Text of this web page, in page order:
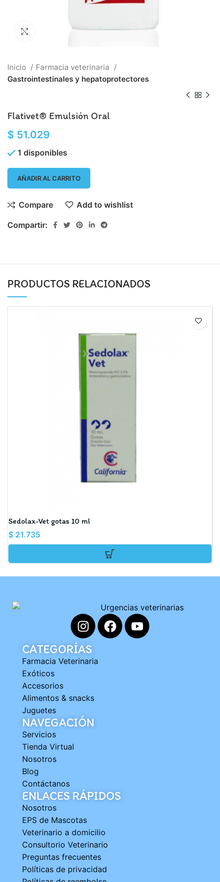
Click to enlarge
Inicio
Farmacia veterinaria
Gastrointestinales y hepatoprotectores
Flativet® Emulsión Oral
$ 51.029
1 disponibles
AÑADIR AL CARRITO
Compare Add to wishlist
Compartir:
PRODUCTOS RELACIONADOS
Sedolax-Vet gotas 10 ml
$ 21.735
CATEGORÍAS
Farmacia Veterinaria
Exóticos
Accesorios
Alimentos & snacks
Juguetes
NAVEGACIÓN
Servicios
Tienda Virtual
Nosotros
Blog
Contáctanos
ENLACES RÁPIDOS
Nosotros
EPS de Mascotas
Veterinario a domicilio
Consultorio Veterinario
Preguntas frecuentes
Políticas de privacidad